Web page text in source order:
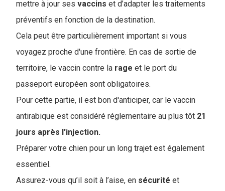
mettre à jour ses vaccins et d’adapter les traitements
préventifs en fonction de la destination.
Cela peut être particulièrement important si vous
voyagez proche d'une frontière. En cas de sortie de
territoire, le vaccin contre la rage et le port du
passeport européen sont obligatoires.
Pour cette partie, il est bon d'anticiper, car le vaccin
antirabique est considéré réglementaire au plus tôt 21
jours après l'injection.
Préparer votre chien pour un long trajet est également
essentiel.
Assurez-vous qu’il soit à l’aise, en sécurité et